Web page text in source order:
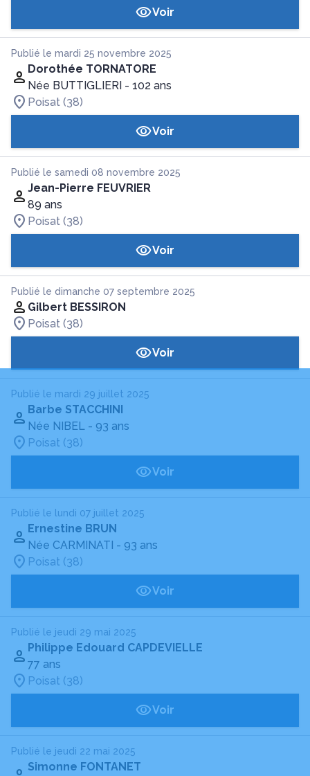
Voir
Publié le mardi 25 novembre 2025
Dorothée TORNATORE
Née BUTTIGLIERI - 102 ans
Poisat (38)
Voir
Publié le samedi 08 novembre 2025
Jean-Pierre FEUVRIER
89 ans
Poisat (38)
Voir
Publié le dimanche 07 septembre 2025
Gilbert BESSIRON
Poisat (38)
Voir
Publié le mardi 29 juillet 2025
Barbe STACCHINI
Née NIBEL - 93 ans
Poisat (38)
Voir
Publié le lundi 07 juillet 2025
Ernestine BRUN
Née CARMINATI - 93 ans
Poisat (38)
Voir
Publié le jeudi 29 mai 2025
Philippe Edouard CAPDEVIELLE
77 ans
Poisat (38)
Voir
Publié le jeudi 22 mai 2025
Simonne FONTANET